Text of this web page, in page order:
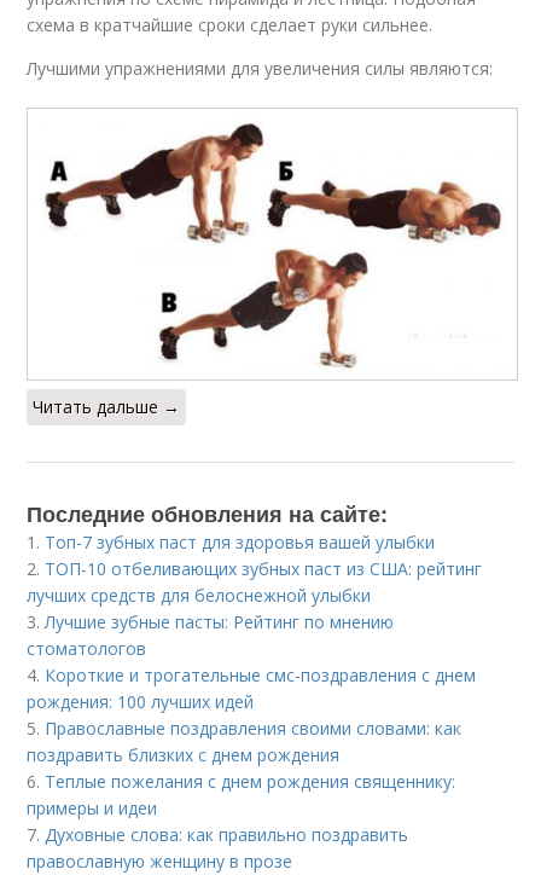
схема в кратчайшие сроки сделает руки сильнее.
Лучшими упражнениями для увеличения силы являются:
Читать дальше →
Последние обновления на сайте:
1. Топ-7 зубных паст для здоровья вашей улыбки
2. ТОП-10 отбеливающих зубных паст из США: рейтинг
лучших средств для белоснежной улыбки
3.Лучшие зубные пасты: Рейтинг по мнению
стоматологов
4. Короткие и трогательные смс-поздравления с днем
рождения: 100 лучших идей
5. Православные поздравления своими словами: как
поздравить близких с днем рождения
6. Теплые пожелания с днем рождения священнику:
примеры и идеи
7.Духовные слова: как правильно поздравить
православную женщину в прозе